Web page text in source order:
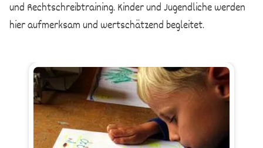
und Rechtschreibtraining. Kinder und Jugendliche werden
hier aufmerksam und wertschätzend begleitet.